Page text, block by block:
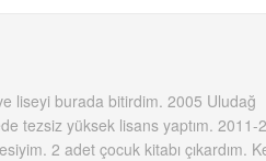
liseyi burada bitirdim. 2005 Uludağ
tezsiz yüksek lisans yaptım. 2011-
2 adet çocuk kitabı çıkardım.